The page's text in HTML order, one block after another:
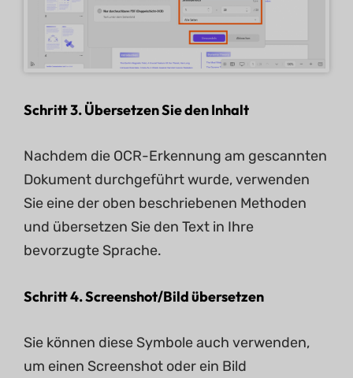
Schritt 3. Übersetzen Sie den Inhalt
Nachdem die OCR-Erkennung am gescannten
Dokument durchgeführt wurde, verwenden
Sie eine der oben beschriebenen Methoden
und übersetzen Sie den Text in Ihre
bevorzugte Sprache.
Schritt 4. Screenshot/Bild übersetzen
Sie können diese Symbole auch verwenden,
um einen Screenshot oder ein Bild